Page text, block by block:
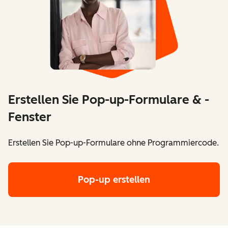
Erstellen Sie Pop-up-Formulare & -
Fenster
Erstellen Sie Pop-up-Formulare ohne Programmiercode.
Pop-up erstellen